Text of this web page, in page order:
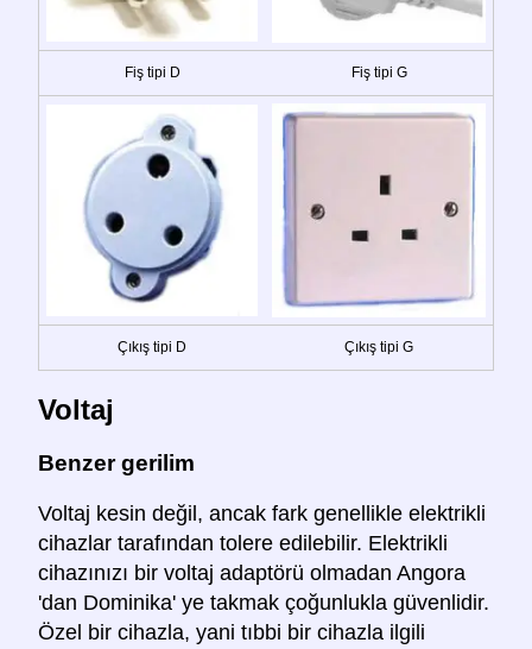
Fiş tipi D Fiş tipi G
Çıkış tipi D Çıkış tipi G
Voltaj
Benzer gerilim
Voltaj kesin değil, ancak fark genellikle elektrikli
cihazlar tarafından tolere edilebilir. Elektrikli
cihazınızı bir voltaj adaptörü olmadan Angora
'dan Dominika' ye takmak çoğunlukla güvenlidir.
Özel bir cihazla, yani tıbbi bir cihazla ilgili